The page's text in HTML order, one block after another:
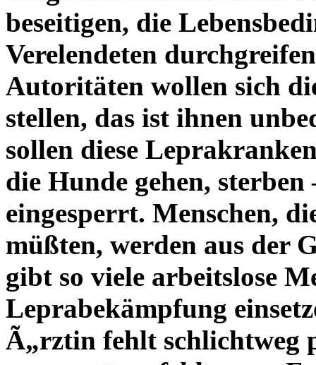
beseitigen, die
Verelendeten
Autoritäten wollen sich
stellen, das ist ihnen
sollen diese
die Hunde gehen,
eingesperrt. Menschen,
müßten, werden aus der
gibt so viele arbeitslose
Leprabekämpfung
Ã„rztin fehlt schlichtweg